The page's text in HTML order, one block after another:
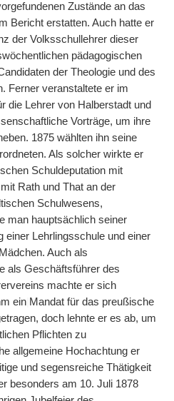
Zustände an das
Bericht erstatten. Auch hatte er
der Volksschullehrer dieser
pädagogischen
der Theologie und des
Ferner veranstaltete er im
die Lehrer von Halberstadt und
Vorträge, um ihre
1875 wählten ihn seine
Als solcher wirkte er
Schuldeputation mit
Rath und That an der
Schulwesens,
man hauptsächlich seiner
einer Lehrlingsschule und einer
Auch als
als Geschäftsführer des
machte er sich
ein Mandat für das preußische
doch lehnte er es ab, um
Pflichten zu
allgemeine Hochachtung er
und segensreiche Thätigkeit
besonders am 10. Juli 1878